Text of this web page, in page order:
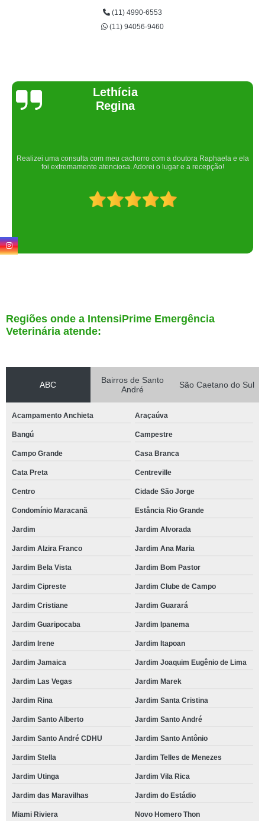
(11) 4990-6553
(11) 94056-9460
Joelma Lilian
Um lugar maravilhoso. Sempre serei grata pelo que fizeram por nós!
Regiões onde a IntensiPrime Emergência
Veterinária atende:
ABC
Bairros de Santo
André
São Caetano do Sul
Acampamento Anchieta Araçaúva
Bangú Campestre
Campo Grande Casa Branca
Cata Preta Centreville
Centro Cidade São Jorge
Condomínio Maracanã Estância Rio Grande
Jardim Jardim Alvorada
Jardim Alzira Franco Jardim Ana Maria
Jardim Bela Vista Jardim Bom Pastor
Jardim Cipreste Jardim Clube de Campo
Jardim Cristiane Jardim Guarará
Jardim Guaripocaba Jardim Ipanema
Jardim Irene Jardim Itapoan
Jardim Jamaica Jardim Joaquim Eugênio de Lima
Jardim Las Vegas Jardim Marek
Jardim Rina Jardim Santa Cristina
Jardim Santo Alberto Jardim Santo André
Jardim Santo André CDHU Jardim Santo Antônio
Jardim Stella Jardim Telles de Menezes
Jardim Utinga Jardim Vila Rica
Jardim das Maravilhas Jardim do Estádio
Miami Riviera Novo Homero Thon